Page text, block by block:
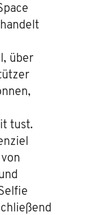
über
tust.